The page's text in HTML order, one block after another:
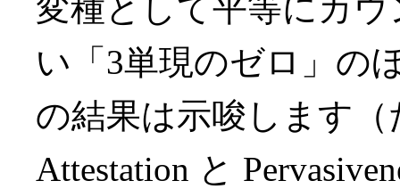
変種として平等にカ
い「3単現のゼロ」の
の結果は示唆します（
Attestation と